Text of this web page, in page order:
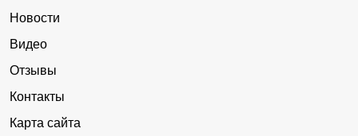
Новости
Видео
Отзывы
Контакты
Карта сайта